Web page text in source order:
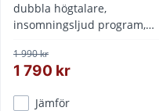
dubbla högtalare,
insomningsljud program,
phone laddning
1 990 kr
1 790 kr
Jämför